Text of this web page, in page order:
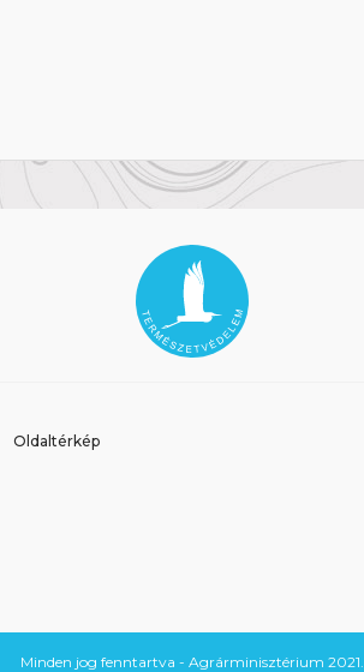
Oldaltérkép
Minden jog fenntartva - Agrárminisztérium 2021.